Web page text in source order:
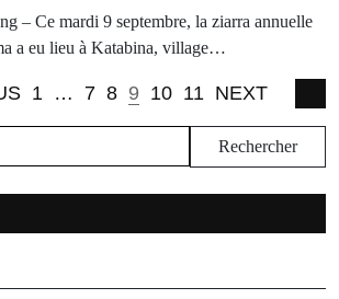
– Ce mardi 9 septembre, la ziarra annuelle
a eu lieu à Katabina, village…
1 … 7 8 9 10 11 NEXT